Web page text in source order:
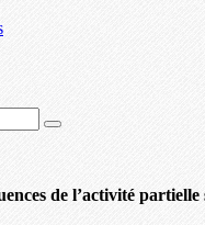
de l’activité